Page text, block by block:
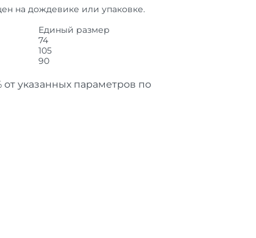
на дождевике или упаковке.
Единый размер
74
105
90
указанных параметров по